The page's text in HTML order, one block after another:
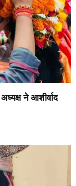
ने आशीर्वाद